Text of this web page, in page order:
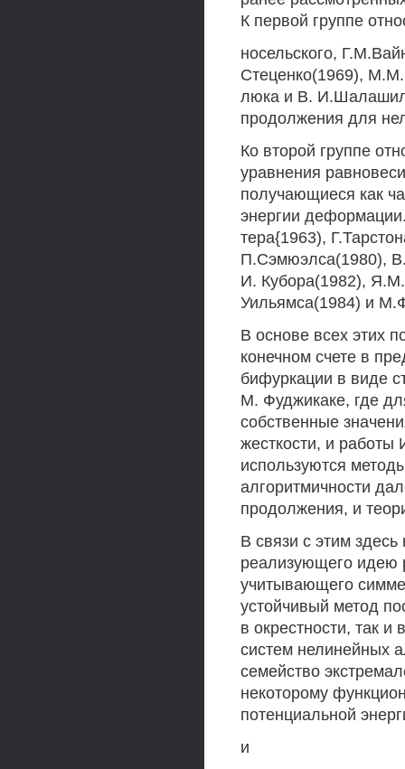
К первой группе
носельского,
Стеценко(1969),
люка и В.
продолжения для
Ко второй группе
уравнения
получающиеся как
энергии
тера{1963),
П.Сэмюэлса(1980),
И. Кубора(1982),
Уильямса(1984) и
В основе всех этих
конечном счете в
бифуркации в виде
М. Фуджикаке, где
собственные
жесткости, и
используются
алгоритмичности
продолжения, и
В связи с этим
реализующего идею
учитывающего
устойчивый метод
в окрестности, так
систем нелинейных
семейство
некоторому
потенциальной
и